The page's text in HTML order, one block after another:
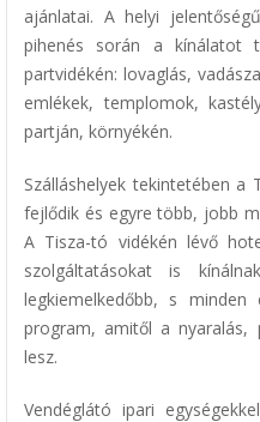
ajánlatai. A helyi
pihenés során a kínálatot
partvidékén: lovaglás,
emlékek, templomok,
partján, környékén.
Szálláshelyek tekintetében a
fejlődik és egyre több, jobb
A Tisza-tó vidékén lévő
szolgáltatásokat is
legkiemelkedőbb, s minden
program, amitől a nyaralás,
lesz.
Vendéglátó ipari